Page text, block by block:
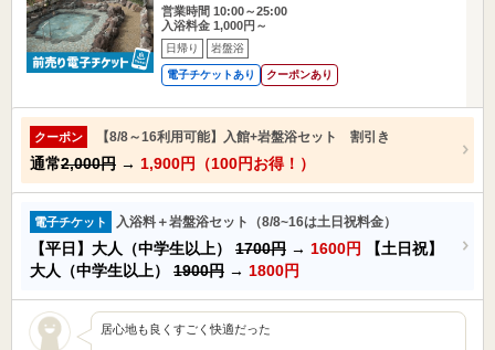
営業時間 10:00～25:00
入浴料金 1,000円～
日帰り 岩盤浴
電子チケットあり クーポンあり
クーポン 【8/8～16利用可能】入館+岩盤浴セット 割引き
通常2,000円 → 1,900円（100円お得！）
電子チケット 入浴料＋岩盤浴セット（8/8~16は土日祝料金）
【平日】大人（中学生以上） 1700円 → 1600円
【土日祝】
大人（中学生以上） 1900円 → 1800円
居心地も良くすごく快適だった